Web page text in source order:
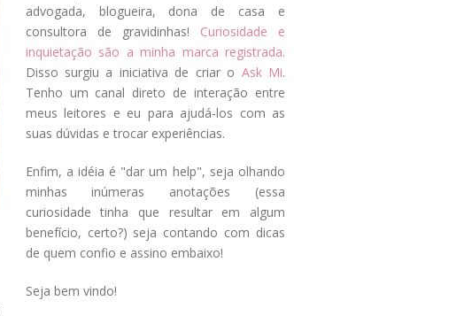
advogada, blogueira, dona de casa e
consultora de gravidinhas! Curiosidade e
inquietação são a minha marca registrada.
Disso surgiu a iniciativa de criar o Ask Mi.
Tenho um canal direto de interação entre
meus leitores e eu para ajudá-los com as
suas dúvidas e trocar experiências.
Enfim, a idéia é "dar um help", seja olhando
minhas inúmeras anotações (essa
curiosidade tinha que resultar em algum
benefício, certo?) seja contando com dicas
de quem confio e assino embaixo!
Seja bem vindo!